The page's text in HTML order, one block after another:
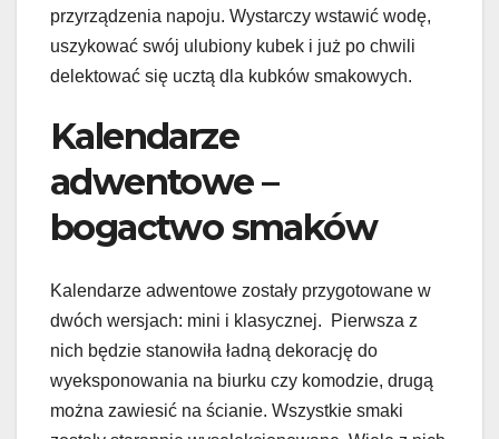
przyrządzenia napoju. Wystarczy wstawić wodę,
uszykować swój ulubiony kubek i już po chwili
delektować się ucztą dla kubków smakowych.
Kalendarze
adwentowe –
bogactwo smaków
Kalendarze adwentowe zostały przygotowane w
dwóch wersjach: mini i klasycznej. Pierwsza z
nich będzie stanowiła ładną dekorację do
wyeksponowania na biurku czy komodzie, drugą
można zawiesić na ścianie. Wszystkie smaki